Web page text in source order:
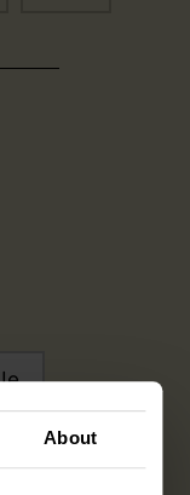
About